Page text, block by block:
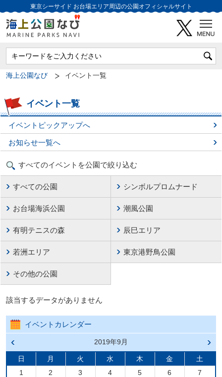
東京シーサイド お台場エリア周辺の公園オフィシャルサイト
海上公園なび イベント一覧
イベント一覧
イベントピックアップへ
お知らせ一覧へ
すべてのイベントを公園で絞り込む
すべての公園 シンボルプロムナード
お台場海浜公園 潮風公園
有明テニスの森 辰巳エリア
若洲エリア 東京港野鳥公園
その他の公園
該当するデータがありません
イベントカレンダー
前の
戻る
2019年9月
次の
進む
日 月 火 水 木 金
土
1
2 3 4 5 6
7